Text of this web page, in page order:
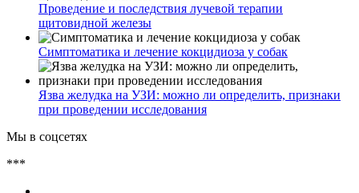
Проведение и последствия лучевой терапии
щитовидной железы
Симптоматика и лечение кокцидиоза у собак
Язва желудка на УЗИ: можно ли определить, признаки
при проведении исследования
Мы в соцсетях
***